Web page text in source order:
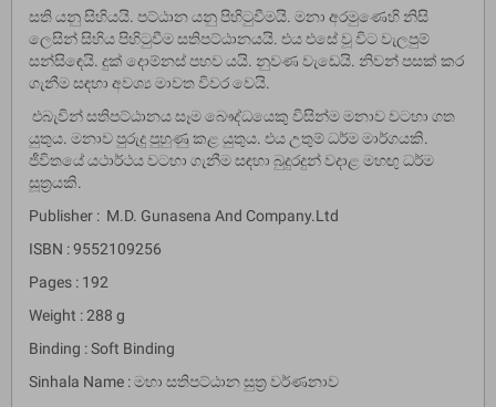
සති යනු සිහියයි. පට්ඨාන යනු පිහිටුවීමයි. මනා අරමුණෙහි නිසි
ලෙසින් සිහිය පිහිටුවීම සතිපට්ඨානයයි. එය එසේ වූ විට වැලපුම්
සන්සිඳෙයි. දුක් දොම්නස් පහව යයි. නුවණ වැඩෙයි. නිවන් පසක් කර
ගැනීම සඳහා අවශ්‍ය මාවත විවර වෙයි.
එබැවින් සතිපට්ඨානය සෑම බෞද්ධයෙකු විසින්ම මනාව වටහා ගත
යුතුය. මනාව පුරුදු පුහුණු කළ යුතුය. එය උතුම් ධර්ම මාර්ගයකි.
ජීවිතයේ යථාර්ථය වටහා ගැනීම සඳහා බුදුරදුන් වදාළ මහඟු ධර්ම
සූත‍්‍රයකි.
Publisher : M.D. Gunasena And Company.Ltd
ISBN : 9552109256
Pages : 192
Weight : 288 g
Binding : Soft Binding
Sinhala Name : මහා සතිපට්ඨාන සුත්‍ර වර්ණනාව